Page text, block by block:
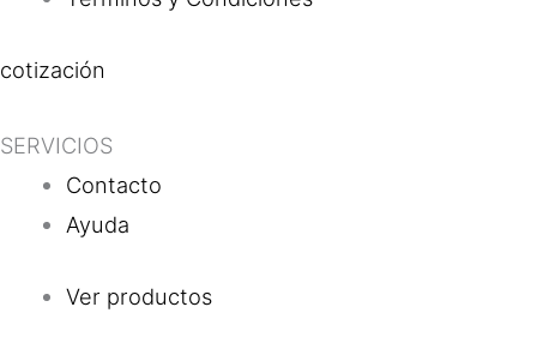
cotización
SERVICIOS
Contacto
Ayuda
Ver productos